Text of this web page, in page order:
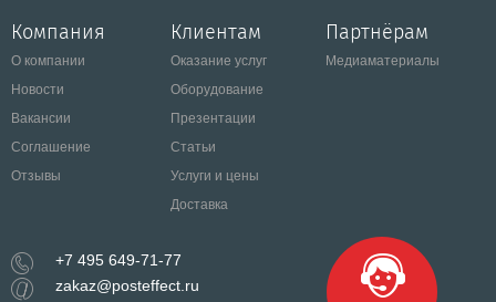
Компания
О компании
Новости
Вакансии
Соглашение
Отзывы
Клиентам
Оказание услуг
Оборудование
Презентации
Статьи
Услуги и цены
Доставка
Партнёрам
Медиаматериалы
+7 495 649-71-77
zakaz@posteffect.ru